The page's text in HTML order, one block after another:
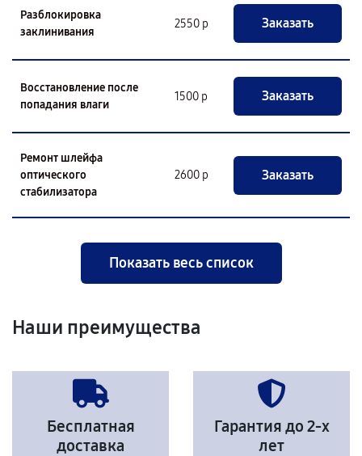
Разблокировка
заклинивания
2550 р Заказать
Восстановление после
попадания влаги
1500 р Заказать
Ремонт шлейфа
оптического
стабилизатора
2600 р Заказать
Показать весь список
Наши преимущества
Бесплатная
доставка
Гарантия до 2-х
лет